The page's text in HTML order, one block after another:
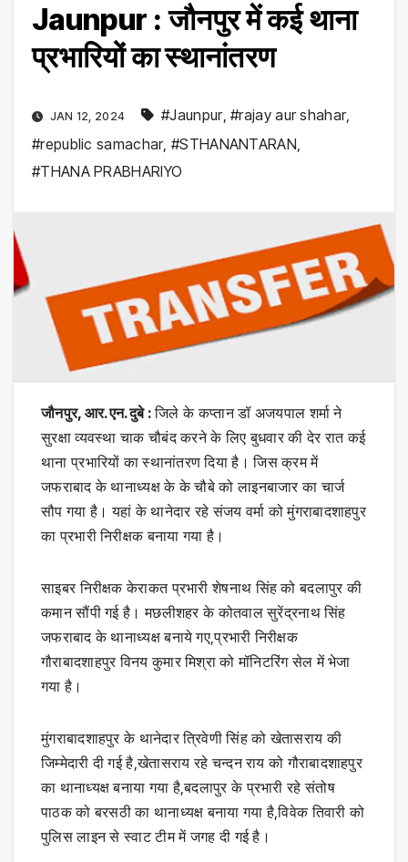
Jaunpur : जौनपुर में कई थाना
प्रभारियों का स्थानांतरण
JAN 12, 2024 #Jaunpur,#rajay aur shahar,
#republic samachar,#STHANANTARAN
#THANA PRABHARIYO
जौनपुर, आर.एन.दुबे :जिले के कप्तान डॉ अजयपाल शर्मा ने
सुरक्षा व्यवस्था चाक चौबंद करने के लिए बुधवार की देर रात कई
थाना प्रभारियों का स्थानांतरण दिया है। जिस क्रम में
जफराबाद के थानाध्यक्ष के के चौबे को लाइनबाजार का चार्ज
सौप गया है। यहां के थानेदार रहे संजय वर्मा को मुंगराबादशाहपुर
का प्रभारी निरीक्षक बनाया गया है।
साइबर निरीक्षक केराकत प्रभारी शेषनाथ सिंह को बदलापुर की
कमान सौंपी गई है। मछलीशहर के कोतवाल सुरेंद्रनाथ सिंह
जफराबाद के थानाध्यक्ष बनाये गए,प्रभारी निरीक्षक
गौराबादशाहपुर विनय कुमार मिश्रा को मॉनिटरिंग सेल में भेजा
गया है।
मुंगराबादशाहपुर के थानेदार त्रिवेणी सिंह को खेतासराय की
जिम्मेदारी दी गई है,खेतासराय रहे चन्दन राय को गौराबादशाहपुर
का थानाध्यक्ष बनाया गया है,बदलापुर के प्रभारी रहे संतोष
पाठक को बरसठी का थानाध्यक्ष बनाया गया है,विवेक तिवारी को
पुलिस लाइन से स्वाट टीम में जगह दी गई है।